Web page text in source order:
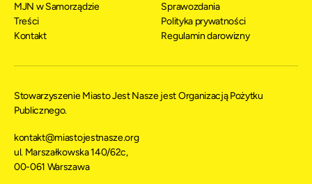
Stowarzyszenie Miasto Jest Nasze jest Organizacją Pożytku
Publicznego.
kontakt@miastojestnasze.org
ul. Marszałkowska 140/62c,
00-061 Warszawa
MJN w Samorządzie
Treści
Kontakt
Sprawozdania
Polityka prywatności
Regulamin darowizny